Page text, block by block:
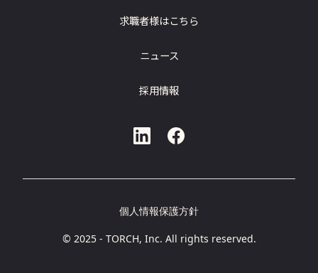
求職者様はこちら
ニュース
採用情報
© 2025 - TORCH, Inc. All rights reserved.
個人情報保護方針